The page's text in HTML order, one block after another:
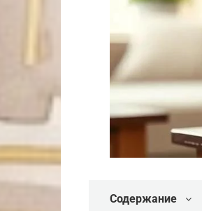
Содержание